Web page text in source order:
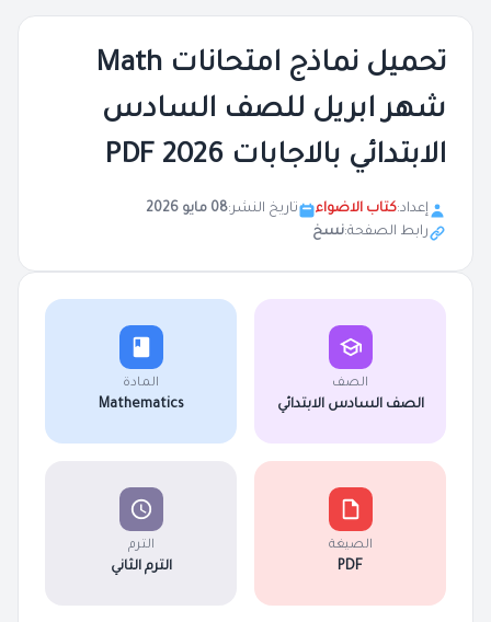
تحميل نماذج امتحانات Math
شهر ابريل للصف السادس
الابتدائي بالاجابات 2026 PDF
إعداد:كتاب الاضواء تاريخ النشر:08 مايو 2026
رابط الصفحة:نسخ
الصف
الصف السادس الابتدائي
المادة
Mathematics
الصيغة
PDF
الترم
الترم الثاني